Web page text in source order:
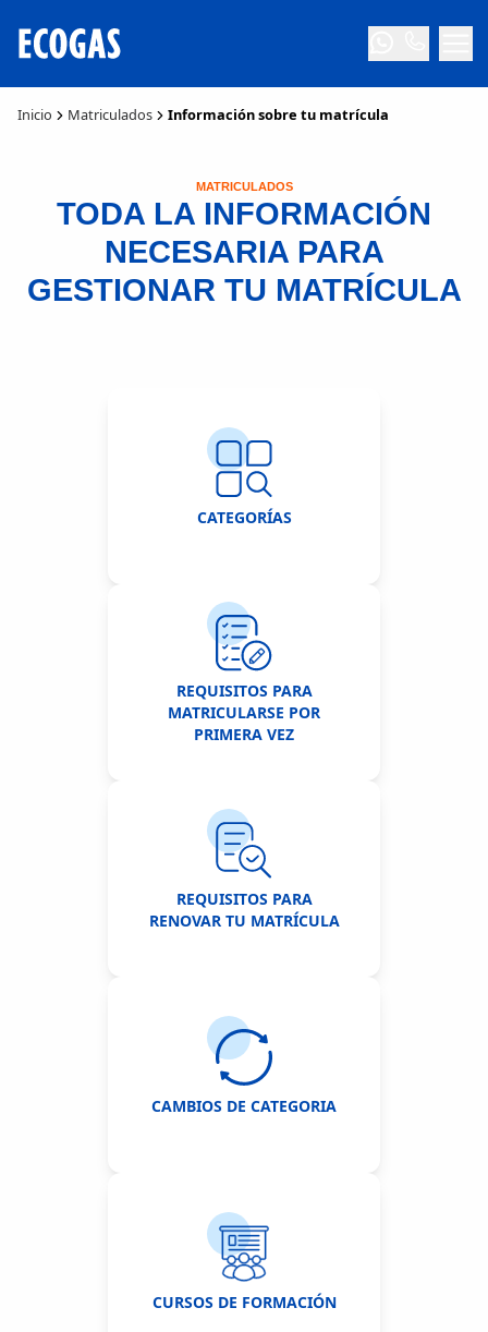
Inicio Matriculados Información sobre tu matrícula
MATRICULADOS
TODA LA INFORMACIÓN
NECESARIA PARA
GESTIONAR TU MATRÍCULA
CATEGORÍAS
REQUISITOS PARA
MATRICULARSE POR
PRIMERA VEZ
REQUISITOS PARA
RENOVAR TU MATRÍCULA
CAMBIOS DE CATEGORIA
CURSOS DE FORMACIÓN